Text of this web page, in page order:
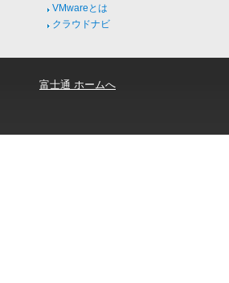
VMwareとは
クラウドナビ
富士通 ホームへ